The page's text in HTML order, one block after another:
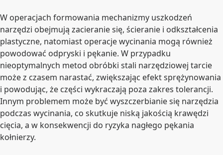
W operacjach formowania mechanizmy uszkodzeń
narzędzi obejmują zacieranie się, ścieranie i odkształcenia
plastyczne, natomiast operacje wycinania mogą również
powodować odpryski i pękanie. W przypadku
nieoptymalnych metod obróbki stali narzędziowej tarcie
może z czasem narastać, zwiększając efekt sprężynowania
i powodując, że części wykraczają poza zakres tolerancji.
Innym problemem może być wyszczerbianie się narzędzia
podczas wycinania, co skutkuje niską jakością krawędzi
cięcia, a w konsekwencji do ryzyka nagłego pękania
kołnierzy.